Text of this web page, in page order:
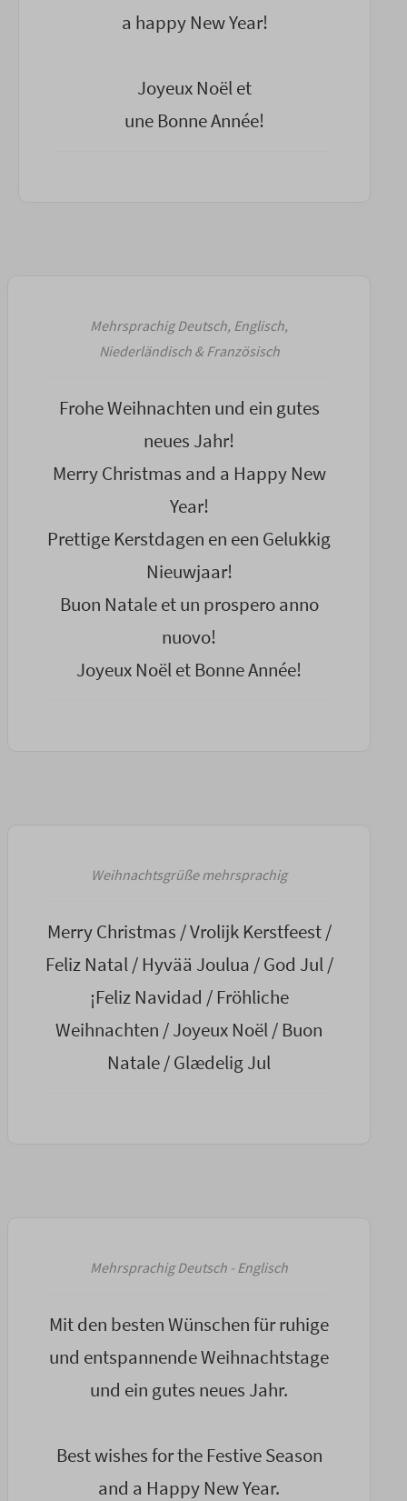
a happy New Year!
Joyeux Noël et
une Bonne Année!
Mehrsprachig Deutsch, Englisch,
Niederländisch & Französisch
Frohe Weihnachten und ein gutes
neues Jahr!
Merry Christmas and a Happy New
Year!
Prettige Kerstdagen en een Gelukkig
Nieuwjaar!
Buon Natale et un prospero anno
nuovo!
Joyeux Noël et Bonne Année!
Weihnachtsgrüße mehrsprachig
Merry Christmas / Vrolijk Kerstfeest /
Feliz Natal / Hyvää Joulua / God Jul /
¡Feliz Navidad / Fröhliche
Weihnachten / Joyeux Noël / Buon
Natale / Glædelig Jul
Mehrsprachig Deutsch - Englisch
Mit den besten Wünschen für ruhige
und entspannende Weihnachtstage
und ein gutes neues Jahr.
Best wishes for the Festive Season
and a Happy New Year.